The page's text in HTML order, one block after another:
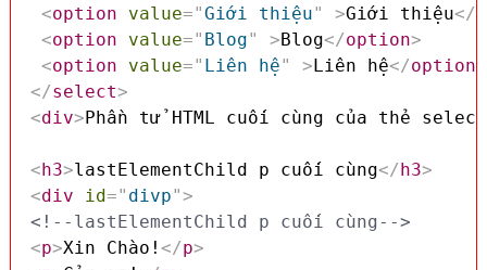
<option value="Giới thiệu" >Giới thiệu</
<option value=" Blog" >Blog</option>
<option value=" Liên hệ" >Liên hệ</option
</select>
<div>Phần tử HTML cuối cùng của thẻ
<h3>lastElementChild p cuối cùng</h3>
<div id=" divp">
<!--lastElementChild p cuối cùng-->
<p>Xin Chào! </p>